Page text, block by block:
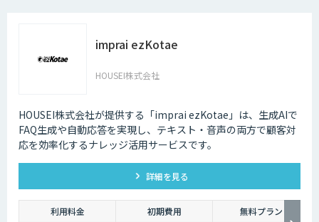
imprai ezKotae
HOUSEI株式会社
HOUSEI株式会社が提供する「imprai ezKotae」は、生成AIで
FAQ生成や自動応答を実現し、テキスト・音声の両方で顧客対
応を効率化するナレッジ活用サービスです。
詳細を見る
利用料金 初期費用
無料プラン